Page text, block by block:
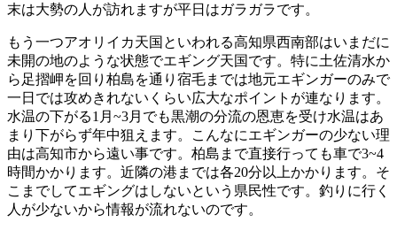
末は大勢の人が訪れますが平日はガラガラです。
もう一つアオリイカ天国といわれる高知県西南部はいまだに
未開の地のような状態でエギング天国です。特に土佐清水か
ら足摺岬を回り柏島を通り宿毛までは地元エギンガーのみで
一日では攻めきれないくらい広大なポイントが連なります。
水温の下がる1月~3月でも黒潮の分流の恩恵を受け水温はあ
まり下がらず年中狙えます。こんなにエギンガーの少ない理
由は高知市から遠い事です。柏島まで直接行っても車で3~4
時間かかります。近隣の港までは各20分以上かかります。そ
こまでしてエギングはしないという県民性です。釣りに行く
人が少ないから情報が流れないのです。